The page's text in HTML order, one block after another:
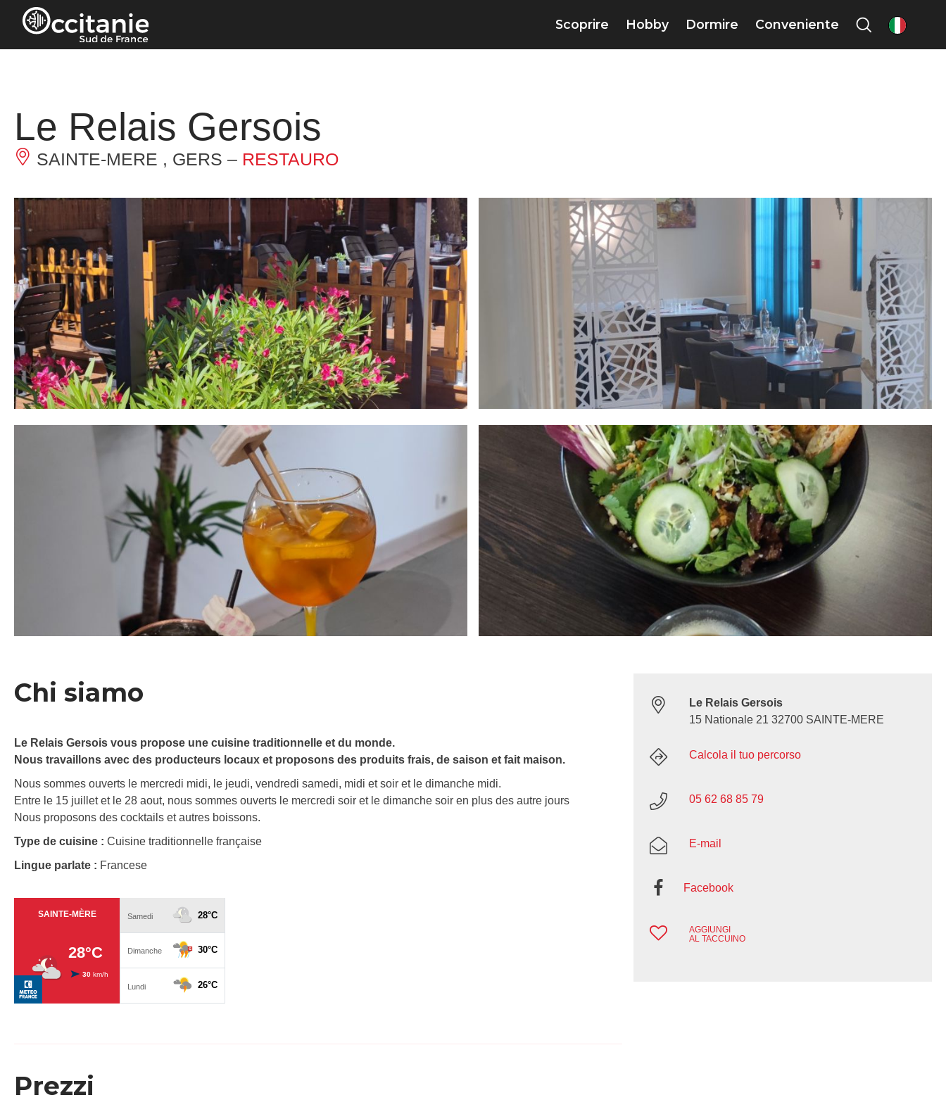
Pannello di gestione dei cookies
Scoprire Hobby Dormire Conveniente
Le Relais Gersois
SAINTE-MERE , GERS – RESTAURO
Chi siamo
Le Relais Gersois vous propose une cuisine traditionnelle et du monde.
Nous travaillons avec des producteurs locaux et proposons des produits frais, de saison et fait maison.
Nous sommes ouverts le mercredi midi, le jeudi, vendredi samedi, midi et soir et le dimanche midi.
Entre le 15 juillet et le 28 aout, nous sommes ouverts le mercredi soir et le dimanche soir en plus des autre jours
Nous proposons des cocktails et autres boissons.
Type de cuisine : Cuisine traditionnelle française
Lingue parlate : Francese
Prezzi
Le Relais Gersois
15 Nationale 21 32700 SAINTE-MERE
Calcola il tuo percorso
05 62 68 85 79
E-mail
Facebook
AGGIUNGI
AL TACCUINO